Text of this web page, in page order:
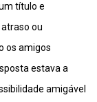
título e
ou
os amigos
estava a
amigável